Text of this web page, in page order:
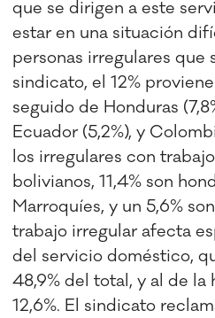
que se dirigen a este
estar en una situación
personas irregulares que
sindicato, el 12%
seguido de Honduras
Ecuador (5,2%), y
los irregulares con
bolivianos, 11,4% son
Marroquíes, y un 5,6%
trabajo irregular afecta
del servicio doméstico,
48,9% del total, y al de la
12,6%. El sindicato